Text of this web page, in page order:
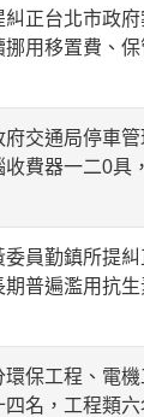
正台北市政府
用移置費、
交通局停車管
費器一二0具
員勤鎮所提糾
普遍濫用抗生
保工程、電機
名，工程類